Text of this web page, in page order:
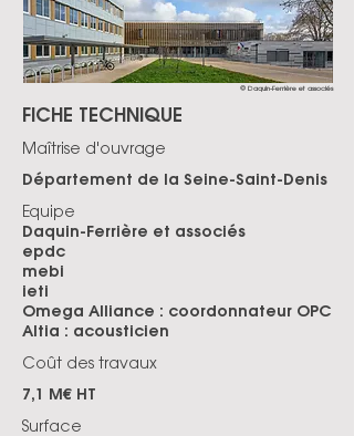
© Daquin-Ferrière et associés
FICHE TECHNIQUE
Maîtrise d'ouvrage
Département de la Seine-Saint-Denis
Equipe
Daquin-Ferrière et associés
epdc
mebi
ieti
Omega Alliance : coordonnateur OPC
Altia : acousticien
Coût des travaux
7,1 M€ HT
Surface